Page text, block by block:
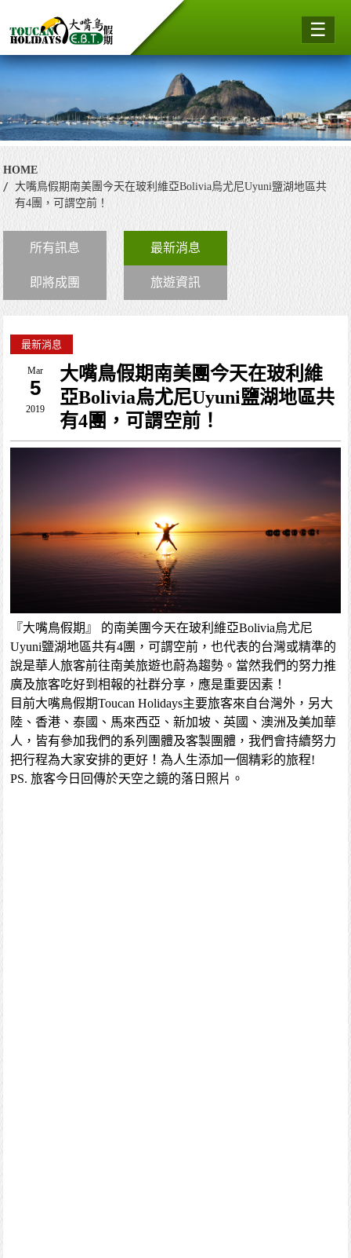
☰
HOME
大嘴鳥假期南美團今天在玻利維亞Bolivia烏尤尼Uyuni鹽湖地區共
有4團，可謂空前！
所有訊息 最新消息
即將成團 旅遊資訊
最新消息
Mar
5
2019
大嘴鳥假期南美團今天在玻利維
亞Bolivia烏尤尼Uyuni鹽湖地區共
有4團，可謂空前！
『大嘴鳥假期』 的南美團今天在玻利維亞Bolivia烏尤尼
Uyuni鹽湖地區共有4團，可謂空前，也代表的台灣或精準的
說是華人旅客前往南美旅遊也蔚為趨勢。當然我們的努力推
廣及旅客吃好到相報的社群分享，應是重要因素！
目前大嘴鳥假期Toucan Holidays主要旅客來自台灣外，另大
陸、香港、泰國、馬來西亞、新加坡、英國、澳洲及美加華
人，皆有參加我們的系列團體及客製團體，我們會持續努力
把行程為大家安排的更好！為人生添加一個精彩的旅程!
PS. 旅客今日回傳於天空之鏡的落日照片。